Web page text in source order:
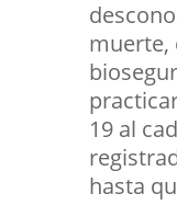
muerte,
19 al
hasta